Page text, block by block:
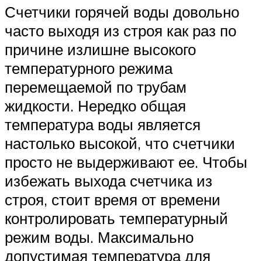
Счетчики горячей воды довольно
часто выходя из строя как раз по
причине излишне высокого
температурного режима
перемещаемой по трубам
жидкости. Нередко общая
температура воды является
настолько высокой, что счетчики
просто не выдерживают ее. Чтобы
избежать выхода счетчика из
строя, стоит время от времени
контролировать температурный
режим воды. Максимально
допустимая температура для